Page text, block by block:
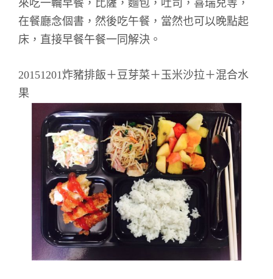
來吃一輪早餐，比薩，麵包，吐司，喜瑞兒等，
在餐廳念個書，然後吃午餐，當然也可以晚點起
床，直接早餐午餐一同解決。
20151201炸豬排飯＋豆芽菜＋玉米沙拉＋混合水
果